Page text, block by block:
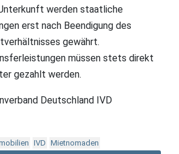
werden staatliche
erst nach Beendigung des
gewährt.
müssen stets direkt
gezahlt werden.
Deutschland IVD
IVD Mietnomaden